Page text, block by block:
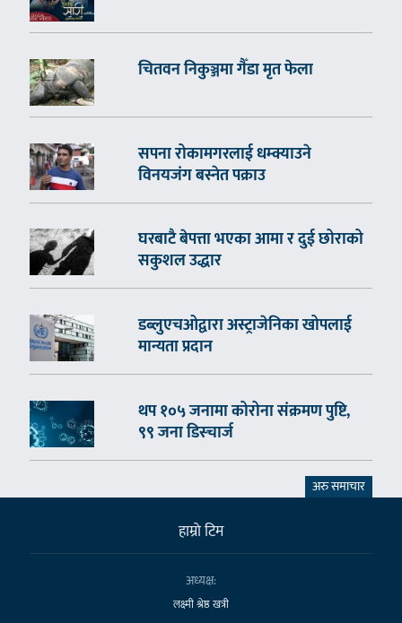
चितवन निकुञ्जमा गैँडा मृत फेला
सपना रोकामगरलाई धम्क्याउने
विनयजंग बस्नेत पक्राउ
घरबाटै बेपत्ता भएका आमा र दुई छोराको
सकुशल उद्धार
डब्लुएचओद्वारा अस्ट्राजेनिका खोपलाई
मान्यता प्रदान
थप १०५ जनामा कोरोना संक्रमण पुष्टि,
९९ जना डिस्चार्ज
अरु समाचार
हाम्राे टिम
अध्यक्ष:
लक्ष्मी श्रेष्ठ खत्री